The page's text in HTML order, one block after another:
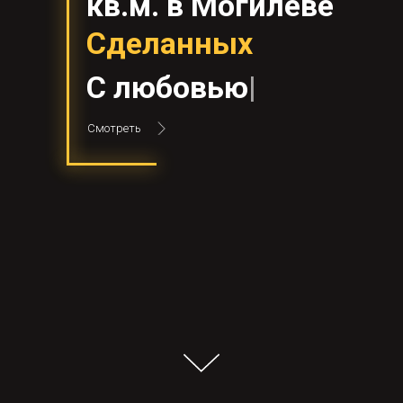
Сделанных
С з|
Смотреть